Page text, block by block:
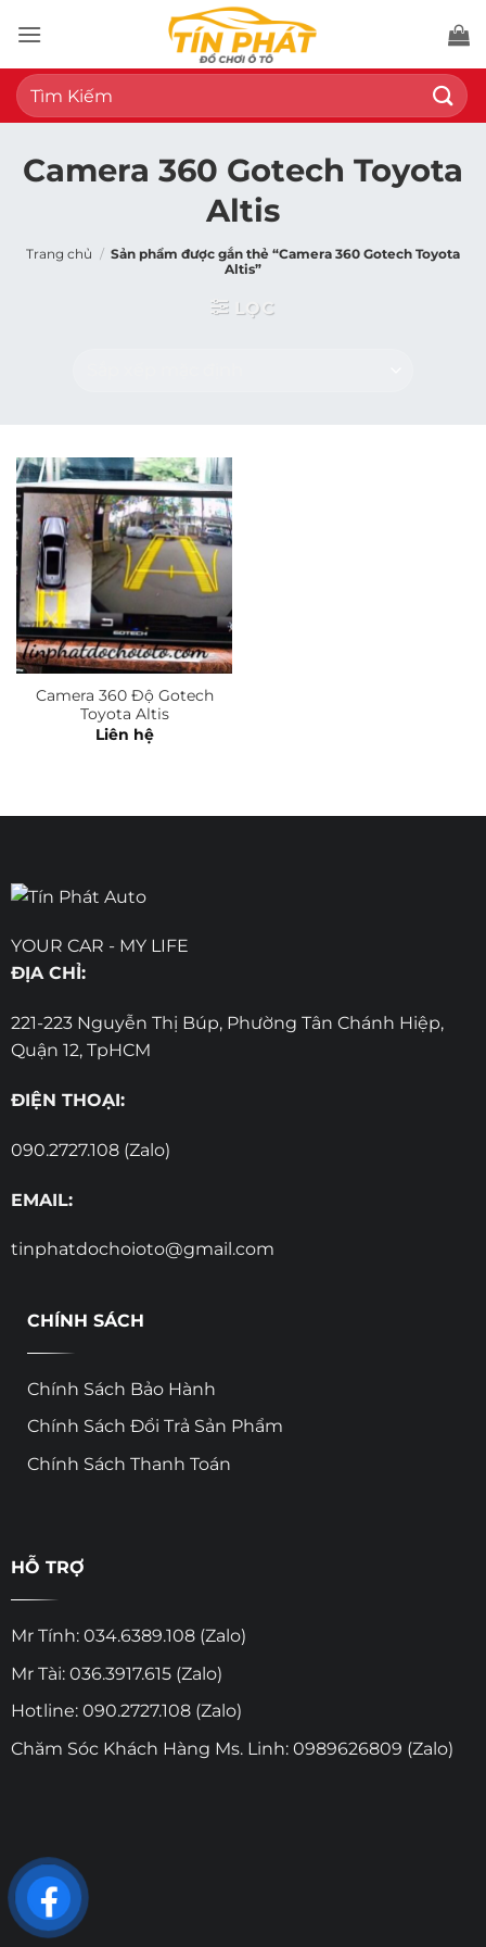
qua
nội
dung
Tìm
kiếm:
Camera 360 Gotech Toyota
Altis
Trang chủ / Sản phẩm được gắn thẻ “Camera 360 Gotech Toyota
Altis”
LỌC
Camera 360 Độ Gotech
Toyota Altis
Liên hệ
YOUR CAR - MY LIFE
ĐỊA CHỈ:
221-223 Nguyễn Thị Búp, Phường Tân Chánh Hiệp,
Quận 12, TpHCM
ĐIỆN THOẠI:
090.2727.108 (Zalo)
EMAIL:
tinphatdochoioto@gmail.com
CHÍNH SÁCH
Chính Sách Bảo Hành
Chính Sách Đổi Trả Sản Phẩm
Chính Sách Thanh Toán
HỖ TRỢ
Mr Tính: 034.6389.108 (Zalo)
Mr Tài: 036.3917.615 (Zalo)
Hotline: 090.2727.108 (Zalo)
Chăm Sóc Khách Hàng Ms. Linh: 0989626809 (Zalo)